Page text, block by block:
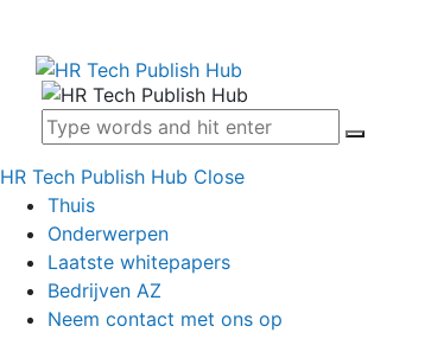
HR Tech Publish Hub Close
Thuis
Onderwerpen
Laatste whitepapers
Bedrijven AZ
Neem contact met ons op